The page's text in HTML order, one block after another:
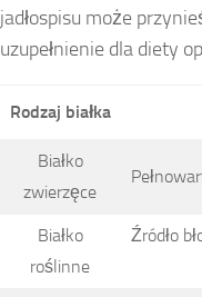
jadłospisu może
uzupełnienie dla diety
Rodzaj białka
Białko
zwierzęce
Białko
roślinne
Źródło